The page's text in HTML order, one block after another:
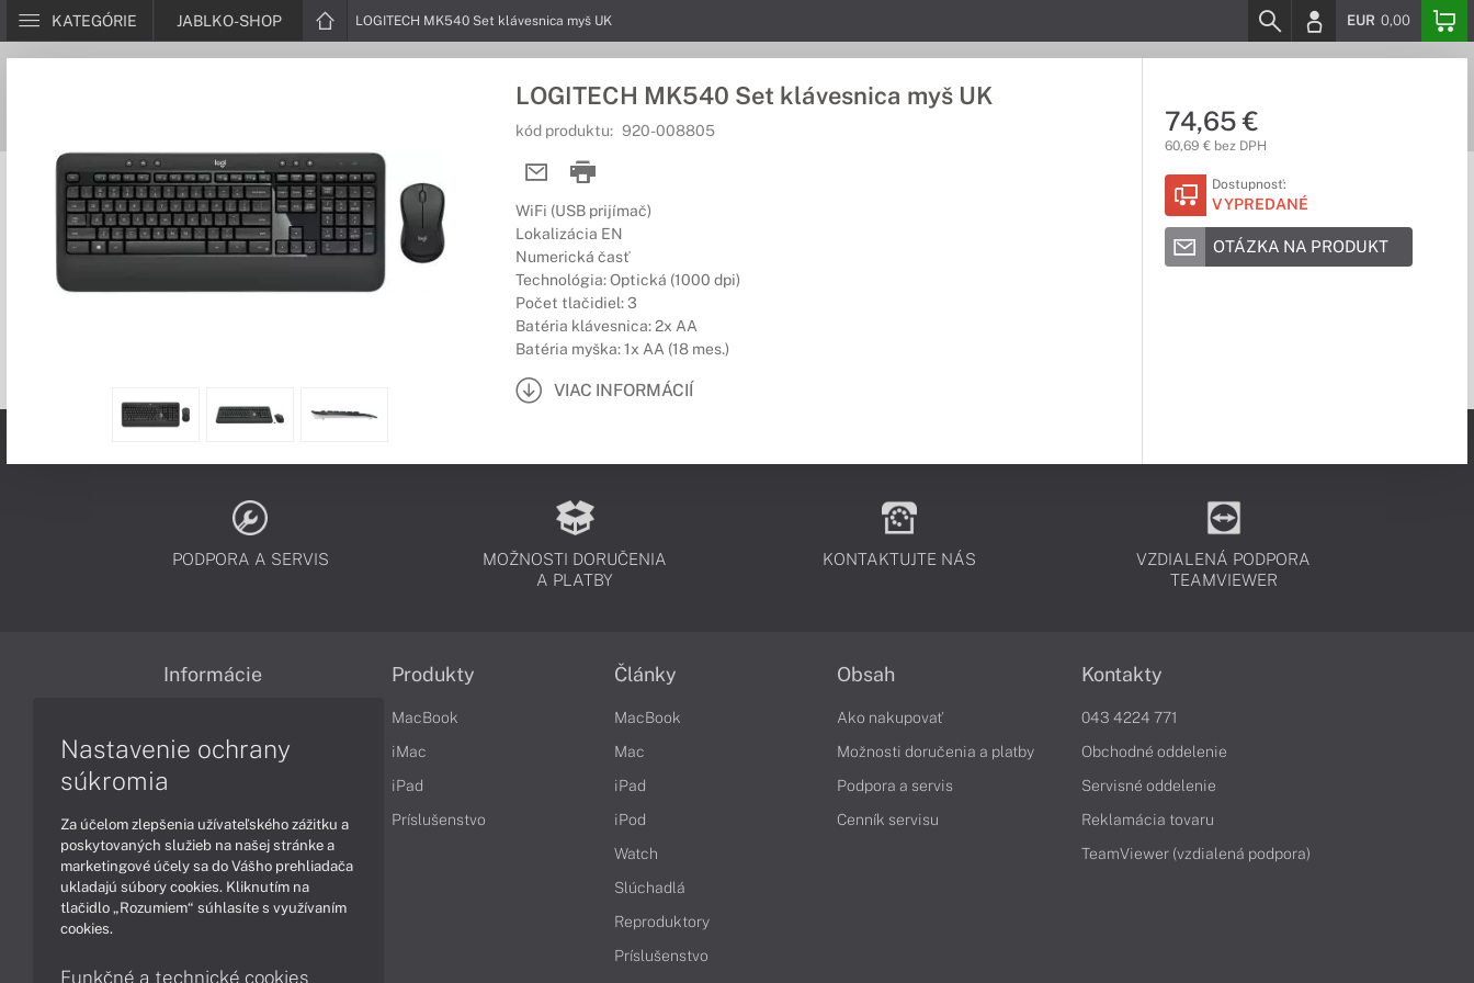
KATEGÓRIE JABLKO-SHOP LOGITECH MK540 Set klávesnica myš UK EUR 0,00
LOGITECH MK540 Set klávesnica myš UK
kód produktu: 920-008805
WiFi (USB prijímač)
Lokalizácia EN
Numerická časť
Technológia: Optická (1000 dpi)
Počet tlačidiel: 3
Batéria klávesnica: 2x AA
Batéria myška: 1x AA (18 mes.)
VIAC INFORMÁCIÍ
74,65 €
60,69 € bez DPH
Dostupnosť:
VYPREDANÉ
OTÁZKA NA PRODUKT
PODPORA A SERVIS
MOŽNOSTI DORUČENIA
A PLATBY
KONTAKTUJTE NÁS
VZDIALENÁ PODPORA
TEAMVIEWER
Informácie
Reklamačné podmienky
Ochrana osobných údajov
Vrátenie tovaru
Vyhlásenie o prístupnosti
Cookies
Produkty
MacBook
iMac
iPad
Príslušenstvo
Články
MacBook
Mac
iPad
iPod
Watch
Slúchadlá
Reproduktory
Príslušenstvo
Obsah
Ako nakupovať
Možnosti doručenia a platby
Podpora a servis
Cenník servisu
Kontakty
043 4224 771
Obchodné oddelenie
Servisné oddelenie
Reklamácia tovaru
TeamViewer (vzdialená podpora)
Nastavenie ochrany
súkromia
Za účelom zlepšenia užívateľského zážitku a
poskytovaných služieb na našej stránke a
marketingové účely sa do Vášho prehliadača
ukladajú súbory cookies. Kliknutím na
tlačidlo „Rozumiem“ súhlasíte s využívaním
cookies.
Funkčné a technické cookies